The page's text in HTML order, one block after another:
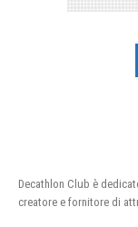
Decathlon Club è
creatore e fornitore di